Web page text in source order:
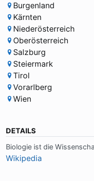
Burgenland
Kärnten
Niederösterreich
Oberösterreich
Salzburg
Steiermark
Tirol
Vorarlberg
Wien
DETAILS
Bio­lo­gie ist die
Wikipedia